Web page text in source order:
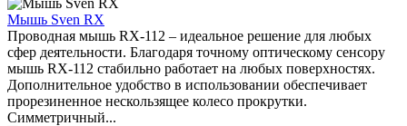
Мышь Sven RX
Проводная мышь RX-112 – идеальное решение для любых
сфер деятельности. Благодаря точному оптическому сенсору
мышь RX-112 стабильно работает на любых поверхностях.
Дополнительное удобство в использовании обеспечивает
прорезиненное нескользящее колесо прокрутки.
Симметричный...